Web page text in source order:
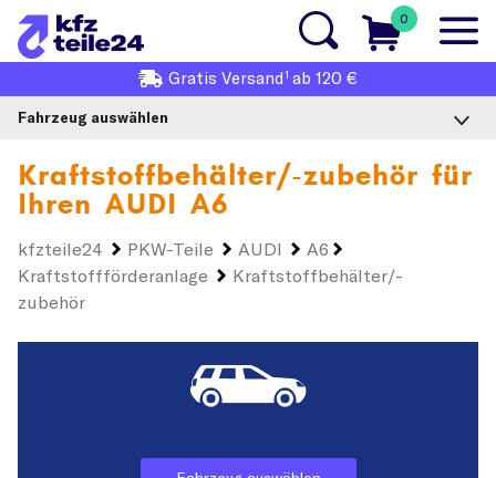
0
Gratis Versand1 ab 120 €
Fahrzeug auswählen
Kraftstoffbehälter/-zubehör für
Ihren AUDI A6
kfzteile24 PKW-Teile AUDI
A6
Kraftstoffförderanlage
Kraftstoffbehälter/-
zubehör